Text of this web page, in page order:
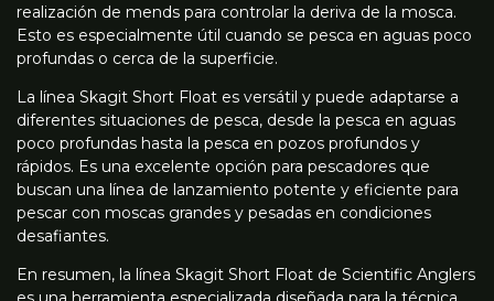
realización de mends para controlar la deriva de la mosca.
Esto es especialmente útil cuando se pesca en aguas poco
profundas o cerca de la superficie.
La línea Skagit Short Float es versátil y puede adaptarse a
diferentes situaciones de pesca, desde la pesca en aguas
poco profundas hasta la pesca en pozos profundos y
rápidos. Es una excelente opción para pescadores que
buscan una línea de lanzamiento potente y eficiente para
pescar con moscas grandes y pesadas en condiciones
desafiantes.
En resumen, la línea Skagit Short Float de Scientific Anglers